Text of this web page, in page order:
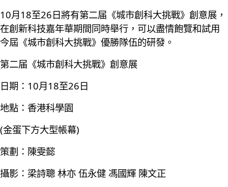
10月18至26日將有第二届《城市創科大挑戰》創意展，
在創新科技嘉年華期間同時舉行，可以盡情飽覽和試用
今屆《城市創科大挑戰》優勝隊伍的研發。
第二届《城市創科大挑戰》創意展
日期：10月18至26日
地點：香港科學園
(金蛋下方大型帳幕)
策劃：陳雯懿
攝影：梁詩聰 林亦 伍永健 馮國輝 陳文正